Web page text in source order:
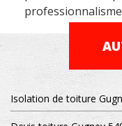
Isolation de toiture